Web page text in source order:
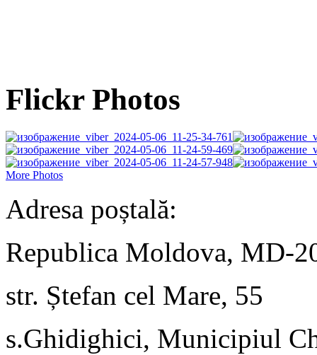
Flickr Photos
More Photos
Adresa poștală:
Republica Moldova, MD-
str. Ștefan cel Mare, 55
s.Ghidighici, Municipiul